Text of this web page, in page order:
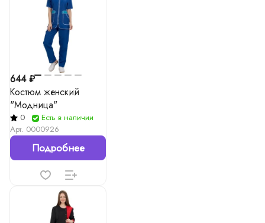
644 ₽
Костюм женский
"Модница"
0
Есть в наличии
Арт. 0000926
Подробнее